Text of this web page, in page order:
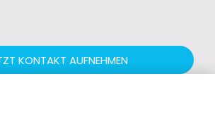
JETZT KONTAKT AUFNEHMEN